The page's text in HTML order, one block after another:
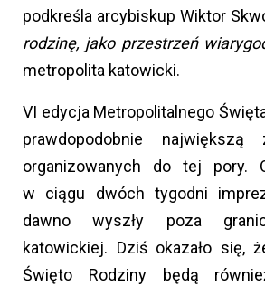
podkreśla arcybiskup Wiktor
rodzinę, jako przestrzeń
metropolita katowicki.
VI edycja Metropolitalnego
prawdopodobnie
organizowanych do tej pory.
w ciągu dwóch tygodni
dawno wyszły poza
katowickiej. Dziś okazało się,
Święto Rodziny będą